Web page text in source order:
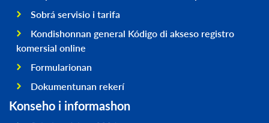
Sobrá servisio i tarifa
Kondishonnan general Kódigo di akseso registro
komersial online
Formularionan
Dokumentunan rekerí
Konseho i informashon